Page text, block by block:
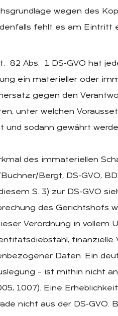
wegen des
fehlt es am Eintritt
82 Abs. 1 DS-GVO hat
ein materieller oder
gegen den
unter welchen
und sodann gewährt
des immateriellen
Bergt, DS-GVO,
S. 3) zur DS-GVO
des Gerichtshofs
Verordnung in vollem
finanzielle
Daten. Ein
– ist mithin nicht
1007). Eine
nicht aus der DS-GVO.